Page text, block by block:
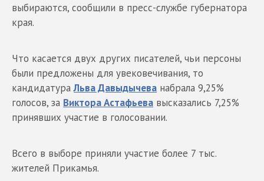
выбираются, сообщили в пресс-службе губернатора
края.
Что касается двух других писателей, чьи персоны
были предложены для увековечивания, то
кандидатураЛьва Давыдычева набрала 9,25%
голосов, за Виктора Астафьева высказались 7,25%
принявших участие в голосовании.
Всего в выборе приняли участие более 7 тыс.
жителей Прикамья.